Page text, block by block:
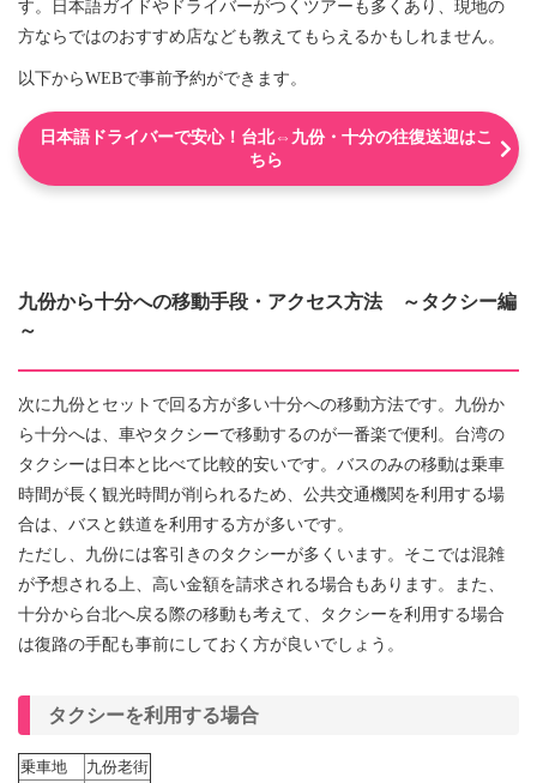
す。日本語ガイドやドライバーがつくツアーも多くあり、現地の
方ならではのおすすめ店なども教えてもらえるかもしれません。
以下からWEBで事前予約ができます。
日本語ドライバーで安心！台北⇔九份・十分の往復送迎はこ
ちら
九份から十分への移動手段・アクセス方法 ～タクシー編
～
次に九份とセットで回る方が多い十分への移動方法です。九份か
ら十分へは、車やタクシーで移動するのが一番楽で便利。台湾の
タクシーは日本と比べて比較的安いです。バスのみの移動は乗車
時間が長く観光時間が削られるため、公共交通機関を利用する場
合は、バスと鉄道を利用する方が多いです。
ただし、九份には客引きのタクシーが多くいます。そこでは混雑
が予想される上、高い金額を請求される場合もあります。また、
十分から台北へ戻る際の移動も考えて、タクシーを利用する場合
は復路の手配も事前にしておく方が良いでしょう。
タクシーを利用する場合
乗車地 九份老街